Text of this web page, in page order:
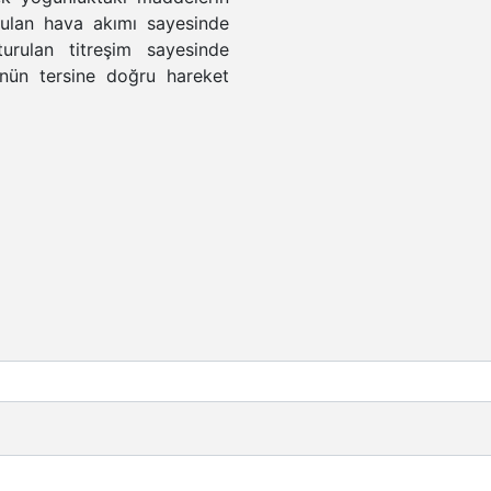
hava akımı sayesinde
titreşim sayesinde
tersine doğru hareket